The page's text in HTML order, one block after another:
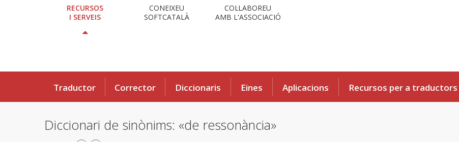
RECURSOS
I SERVEIS
CONEIXEU
SOFTCATALÀ
COL·LABOREU
AMB L'ASSOCIACIÓ
Traductor Corrector Diccionaris Eines Aplicacions Recursos per a traductors
Diccionari de sinònims: «de ressonància»